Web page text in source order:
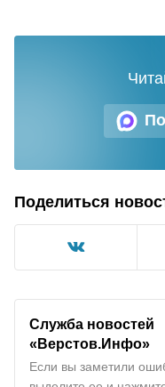
Поделиться
Служба новостей
«Верстов.Инфо»
Если вы заметили